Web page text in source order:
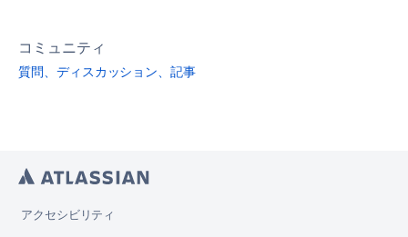
コミュニティ
質問、ディスカッション、記事
アクセシビリティ